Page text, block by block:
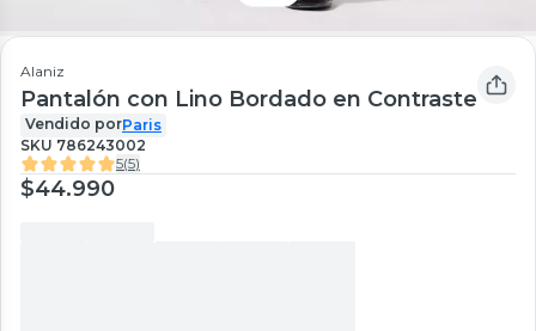
Alaniz
Pantalón con Lino Bordado en Contraste
Vendido porParis
SKU 786243002
5(5)
$44.990